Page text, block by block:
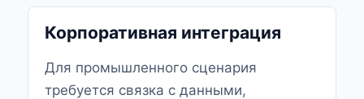
Корпоративная интеграция
Для промышленного сценария
требуется связка с данными,